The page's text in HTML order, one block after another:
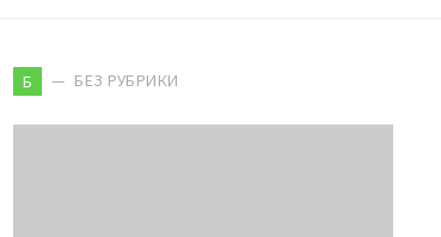
Б БЕЗ РУБРИКИ